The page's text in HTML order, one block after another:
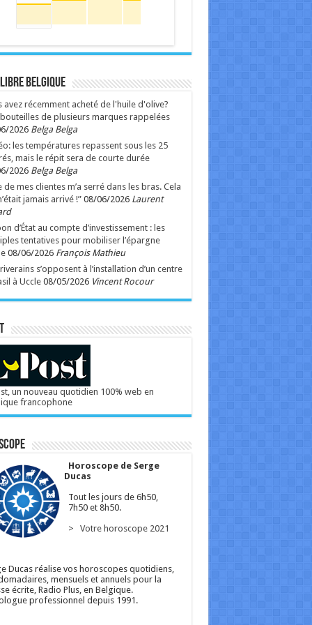
Belgique
avez récemment acheté de l'huile d'olive?
de plusieurs marques rappelées
2026 Belga Belga
les températures repassent sous les 25
mais le répit sera de courte durée
2026 Belga Belga
de mes clientes m’a serré dans les bras. Cela
jamais arrivé !” 08/06/2026 Laurent
d’État au compte d’investissement : les
tentatives pour mobiliser l’épargne
08/06/2026 François Mathieu
s’opposent à l’installation d’un centre
à Uccle 08/05/2026 Vincent Rocour
un nouveau quotidien 100% web en
francophone
Horoscope de Serge
Ducas
Tout les jours de 6h50,
7h50 et 8h50.
> Votre horoscope 2021
Ducas réalise vos horoscopes quotidiens,
mensuels et annuels pour la
écrite, Radio Plus, en Belgique.
professionnel depuis 1991.